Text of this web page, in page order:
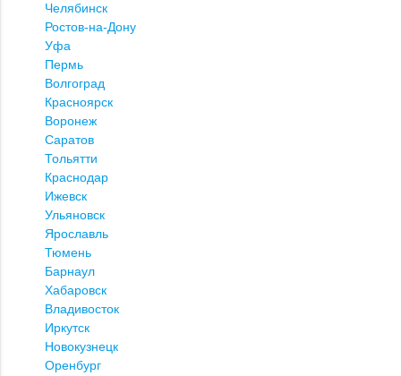
Челябинск
Ростов-на-Дону
Уфа
Пермь
Волгоград
Красноярск
Воронеж
Саратов
Тольятти
Краснодар
Ижевск
Ульяновск
Ярославль
Тюмень
Барнаул
Хабаровск
Владивосток
Иркутск
Новокузнецк
Оренбург